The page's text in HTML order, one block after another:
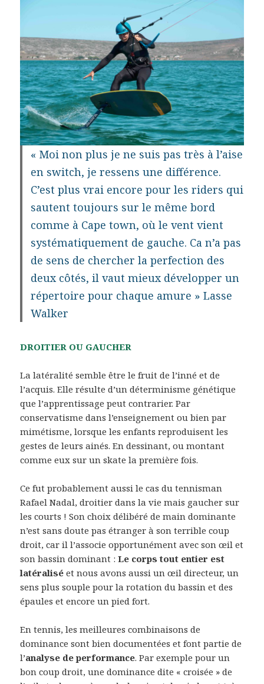
« Moi non plus je ne suis pas très à l’aise
en switch, je ressens une différence.
C’est plus vrai encore pour les riders qui
sautent toujours sur le même bord
comme à Cape town, où le vent vient
systématiquement de gauche. Ca n’a pas
de sens de chercher la perfection des
deux côtés, il vaut mieux développer un
répertoire pour chaque amure » Lasse
Walker
DROITIER OU GAUCHER
La latéralité semble être le fruit de l’inné et de
l’acquis. Elle résulte d’un déterminisme génétique
que l’apprentissage peut contrarier. Par
conservatisme dans l’enseignement ou bien par
mimétisme, lorsque les enfants reproduisent les
gestes de leurs ainés. En dessinant, ou montant
comme eux sur un skate la première fois.
Ce fut probablement aussi le cas du tennisman
Rafael Nadal, droitier dans la vie mais gaucher sur
les courts ! Son choix délibéré de main dominante
n’est sans doute pas étranger à son terrible coup
droit, car il l’associe opportunément avec son œil et
son bassin dominant :Le corps tout entier est
latéralisé et nous avons aussi un œil directeur, un
sens plus souple pour la rotation du bassin et des
épaules et encore un pied fort.
En tennis, les meilleures combinaisons de
dominance sont bien documentées et font partie de
l’analyse de performance. Par exemple pour un
bon coup droit, une dominance dite « croisée » de